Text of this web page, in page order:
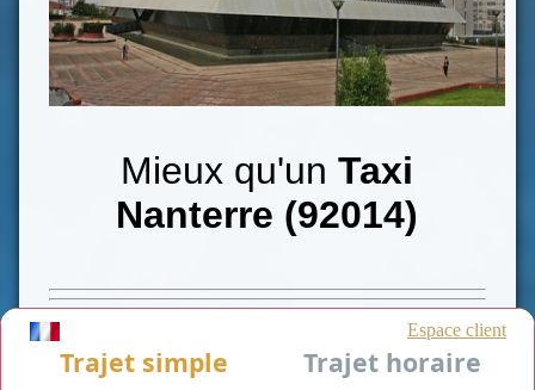
Mieux qu'un Taxi
Nanterre (92014)